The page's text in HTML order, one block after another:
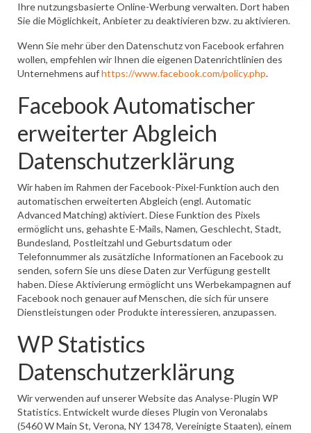
Ihre nutzungsbasierte Online-Werbung verwalten. Dort haben
Sie die Möglichkeit, Anbieter zu deaktivieren bzw. zu aktivieren.
Wenn Sie mehr über den Datenschutz von Facebook erfahren
wollen, empfehlen wir Ihnen die eigenen Datenrichtlinien des
Unternehmens aufhttps://www.facebook.com/policy.php.
Facebook Automatischer
erweiterter Abgleich
Datenschutzerklärung
Wir haben im Rahmen der Facebook-Pixel-Funktion auch den
automatischen erweiterten Abgleich (engl. Automatic
Advanced Matching) aktiviert. Diese Funktion des Pixels
ermöglicht uns, gehashte E-Mails, Namen, Geschlecht, Stadt,
Bundesland, Postleitzahl und Geburtsdatum oder
Telefonnummer als zusätzliche Informationen an Facebook zu
senden, sofern Sie uns diese Daten zur Verfügung gestellt
haben. Diese Aktivierung ermöglicht uns Werbekampagnen auf
Facebook noch genauer auf Menschen, die sich für unsere
Dienstleistungen oder Produkte interessieren, anzupassen.
WP Statistics
Datenschutzerklärung
Wir verwenden auf unserer Website das Analyse-Plugin WP
Statistics. Entwickelt wurde dieses Plugin von Veronalabs
(5460 W Main St, Verona, NY 13478, Vereinigte Staaten), einem